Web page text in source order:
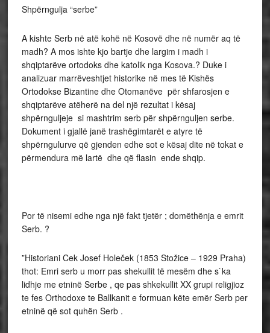
Shpërngulja “serbe”
A kishte Serb në atë kohë në Kosovë dhe në numër aq të
madh? A mos ishte kjo bartje dhe largim i madh i
shqiptarëve ortodoks dhe katolik nga Kosova.? Duke i
analizuar marrëveshtjet historike në mes të Kishës
Ortodokse Bizantine dhe Otomanëve për shfarosjen e
shqiptarëve atëherë na del një rezultat i kësaj
shpërnguljeje si mashtrim serb për shpërnguljen serbe.
Dokument i gjallë janë trashëgimtarët e atyre të
shpërngulurve që gjenden edhe sot e kësaj dite në tokat e
përmendura më lartë dhe që flasin ende shqip.
Por të nisemi edhe nga një fakt tjetër ; domëthënja e emrit
Serb. ?
”Historiani Cek Josef Holeček (1853 Stožice – 1929 Praha)
thot: Emri serb u morr pas shekullit të mesëm dhe s`ka
lidhje me etninë Serbe , qe pas shkekullit XX grupi religjioz
te fes Orthodoxe te Ballkanit e formuan këte emër Serb per
etninë që sot quhën Serb .